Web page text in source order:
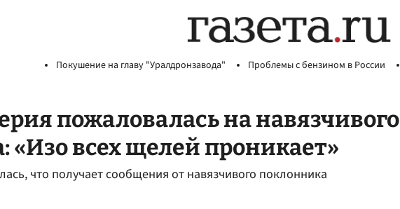
Покушение на главу "Уралдронзавода" Проблемы с бензином в России
пожаловалась на навязчивого
«Изо всех щелей проникает»
что получает сообщения от навязчивого поклонника